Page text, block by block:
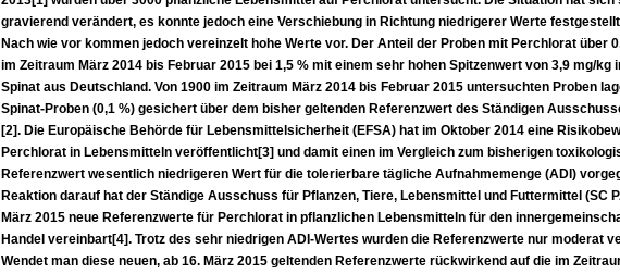
gravierend verändert, es konnte jedoch eine Verschiebung in Richtung niedrigerer Werte
Nach wie vor kommen jedoch vereinzelt hohe Werte vor. Der Anteil der Proben mit Perchlorat über
im Zeitraum März 2014 bis Februar 2015 bei 1,5 % mit einem sehr hohen Spitzenwert von 3,9 mg/kg
Spinat aus Deutschland. Von 1900 im Zeitraum März 2014 bis Februar 2015 untersuchten Proben
Spinat-Proben (0,1 %) gesichert über dem bisher geltenden Referenzwert des Ständigen
[2]. Die Europäische Behörde für Lebensmittelsicherheit (EFSA) hat im Oktober 2014 eine
Perchlorat in Lebensmitteln veröffentlicht[3] und damit einen im Vergleich zum bisherigen
Referenzwert wesentlich niedrigeren Wert für die tolerierbare tägliche Aufnahmemenge (ADI)
Reaktion darauf hat der Ständige Ausschuss für Pflanzen, Tiere, Lebensmittel und Futtermittel (SC
März 2015 neue Referenzwerte für Perchlorat in pflanzlichen Lebensmitteln für den
Handel vereinbart[4]. Trotz des sehr niedrigen ADI-Wertes wurden die Referenzwerte nur moderat
Wendet man diese neuen, ab 16. März 2015 geltenden Referenzwerte rückwirkend auf die im